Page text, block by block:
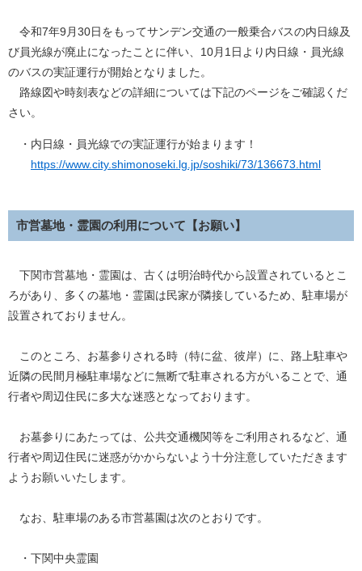
令和7年9月30日をもってサンデン交通の一般乗合バスの内日線及
び員光線が廃止になったことに伴い、10月1日より内日線・員光線
のバスの実証運行が開始となりました。
路線図や時刻表などの詳細については下記のページをご確認くだ
さい。
・内日線・員光線での実証運行が始まります！
https://www.city.shimonoseki.lg.jp/soshiki/73/136673.html
市営墓地・霊園の利用について【お願い】
下関市営墓地・霊園は、古くは明治時代から設置されているとこ
ろがあり、多くの墓地・霊園は民家が隣接しているため、駐車場が
設置されておりません。
このところ、お墓参りされる時（特に盆、彼岸）に、路上駐車や
近隣の民間月極駐車場などに無断で駐車される方がいることで、通
行者や周辺住民に多大な迷惑となっております。
お墓参りにあたっては、公共交通機関等をご利用されるなど、通
行者や周辺住民に迷惑がかからないよう十分注意していただきます
ようお願いいたします。
なお、駐車場のある市営墓園は次のとおりです。
・下関中央霊園